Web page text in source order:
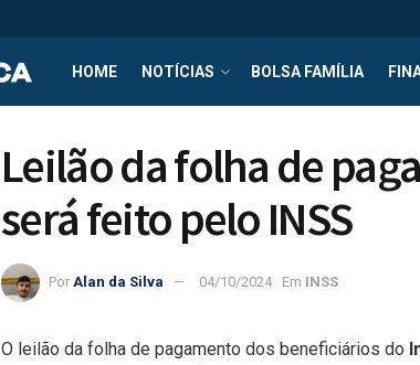
HOME NOTÍCIAS BOLSA FAMÍLIA
Leilão da folha de
será feito pelo INSS
Por Alan da Silva 04/10/2024 Em INSS
O leilão da folha de pagamento dos beneficiários do